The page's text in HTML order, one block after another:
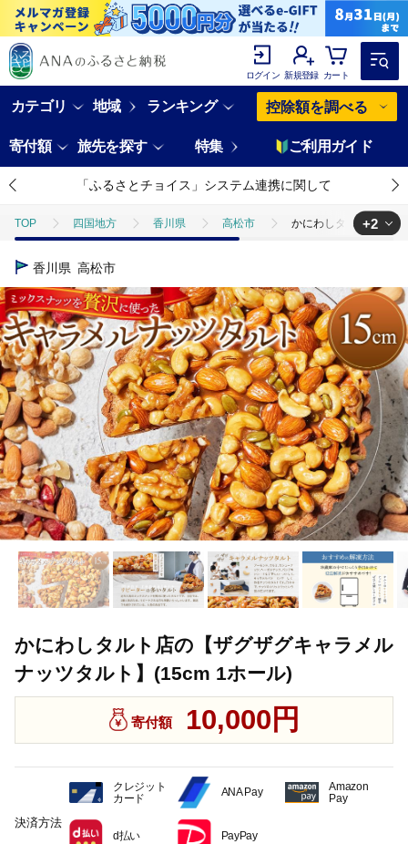
ログイン 新規登録 カート
カテゴリ 地域 ランキング 控除額を調べる
寄付額 旅先を探す 特集 ご利用ガイド
「ふるさとチョイス」システム連携に関して
TOP 四国地方 香川県 高松市 かにわしタルト店の【
TOP
TOP パン・菓子類 洋菓子 ケーキ かにわしタルト店
+2
香川県 高松市
かにわしタルト店の【ザグザグキャラメル
ナッツタルト】(15cm 1ホール)
寄付額 10,000円
決済方法
クレジット
カード
ANA Pay
Amazon
Pay
d払い PayPay